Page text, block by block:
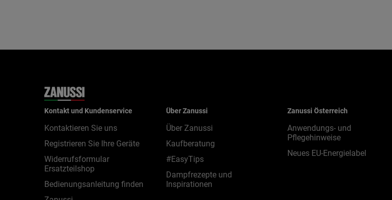
Kontakt und Kundenservice
Kontaktieren Sie uns
Registrieren Sie Ihre Geräte
Widerrufsformular
Ersatzteilshop
Bedienungsanleitung finden
Über Zanussi
Über Zanussi
Kaufberatung
#EasyTips
Dampfrezepte und
Inspirationen
Zanussi Österreich
Anwendungs- und
Pflegehinweise
Neues EU-Energielabel